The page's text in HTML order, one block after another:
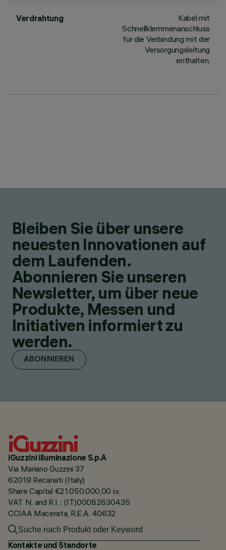
Verdrahtung
Kabel mit
Schnellklemmenanschluss
für die Verbindung mit der
Versorgungsleitung
enthalten.
Bleiben Sie über unsere
neuesten Innovationen auf
dem Laufenden.
Abonnieren Sie unseren
Newsletter, um über neue
Produkte, Messen und
Initiativen informiert zu
werden.
ABONNIEREN
iGuzzini illuminazione S.p.A
Via Mariano Guzzini 37
62019 Recanati (Italy)
Share Capital €21.050.000,00 i.v.
VAT N. and R.I. : (IT)00082630435
CCIAA Macerata, R.E.A. 40632
Kontakte und Standorte